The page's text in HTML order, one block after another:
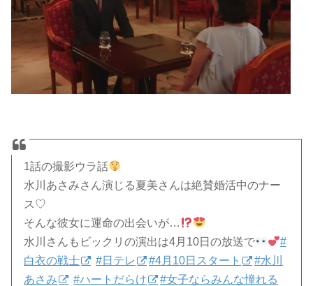
1話の撮影ウラ話
水川あさみさん演じる夏美さんは絶賛婚活中のナー
ス♡
そんな彼女に運命の出会いが…
水川さんもビックリの演出は4月10日の放送で
#
白衣の戦士
#日テレ #4月10日スタート
#水川
あさみ
#ハートだらけ
#女子ならみんな憧れる